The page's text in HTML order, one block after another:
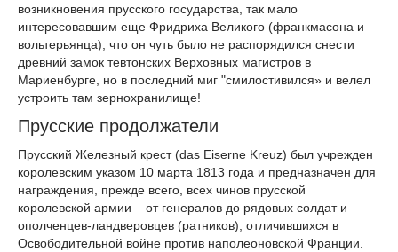
возникновения прусского государства, так мало
интересовавшим еще Фридриха Великого (франкмасона и
вольтерьянца), что он чуть было не распорядился снести
древний замок тевтонских Верховных магистров в
Мариенбурге, но в последний миг "смилостивился» и велел
устроить там зернохранилище!
Прусские продолжатели
Прусский Железный крест (das Eiserne Kreuz) был учрежден
королевским указом 10 марта 1813 года и предназначен для
награждения, прежде всего, всех чинов прусской
королевской армии – от генералов до рядовых солдат и
ополченцев-ландверовцев (ратников), отличившихся в
Освободительной войне против наполеоновской Франции.